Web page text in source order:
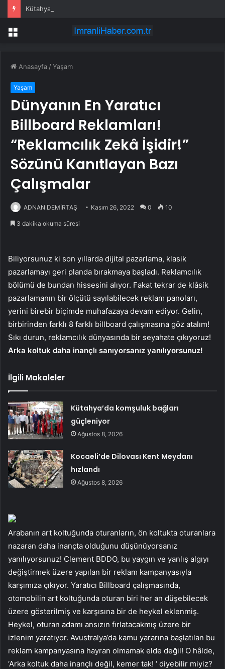
Kütahya’da Kurban Bayramı Denetimleri
Menü
Anasayfa /Yaşam
Yaşam
Dünyanın En Yaratıcı
Billboard Reklamları!
“Reklamcılık Zekâ İşidir!”
Sözünü Kanıtlayan Bazı
Çalışmalar
ADNAN DEMİRTAŞ Kasım 26, 2022 0 10
3 dakika okuma süresi
Biliyorsunuz ki son yıllarda dijital pazarlama, klasik
pazarlamayı geri planda bırakmaya başladı. Reklamcılık
bölümü de bundan hissesini alıyor. Fakat tekrar de klâsik
pazarlamanın bir ölçütü sayılabilecek reklam panoları,
yerini birebir biçimde muhafazaya devam ediyor. Gelin,
birbirinden farklı 8 farklı billboard çalışmasına göz atalım!
Sıkı durun, reklamcılık dünyasında bir seyahate çıkıyoruz!
Arka koltuk daha inançlı sanıyorsanız yanılıyorsunuz!
İlgili Makaleler
Kütahya’da komşuluk bağları
güçleniyor
Ağustos 8, 2026
Kocaeli’de Dilovası Kent Meydanı
hızlandı
Ağustos 8, 2026
Arabanın art koltuğunda oturanların, ön koltukta oturanlara
nazaran daha inançta olduğunu düşünüyorsanız
yanılıyorsunuz! Clement BDDO, bu yaygın ve yanlış algıyı
değiştirmek üzere yapılan bir reklam kampanyasıyla
karşımıza çıkıyor. Yaratıcı Billboard çalışmasında,
otomobilin art koltuğunda oturan biri her an düşebilecek
üzere gösterilmiş ve karşısına bir de heykel eklenmiş.
Heykel, oturan adamı ansızın fırlatacakmış üzere bir
izlenim yaratıyor. Avustralya’da kamu yararına başlatılan bu
reklam kampanyasına hayran olmamak elde değil! O hâlde,
‘Arka koltuk daha inançlı değil, kemer tak! ‘ diyebilir miyiz?